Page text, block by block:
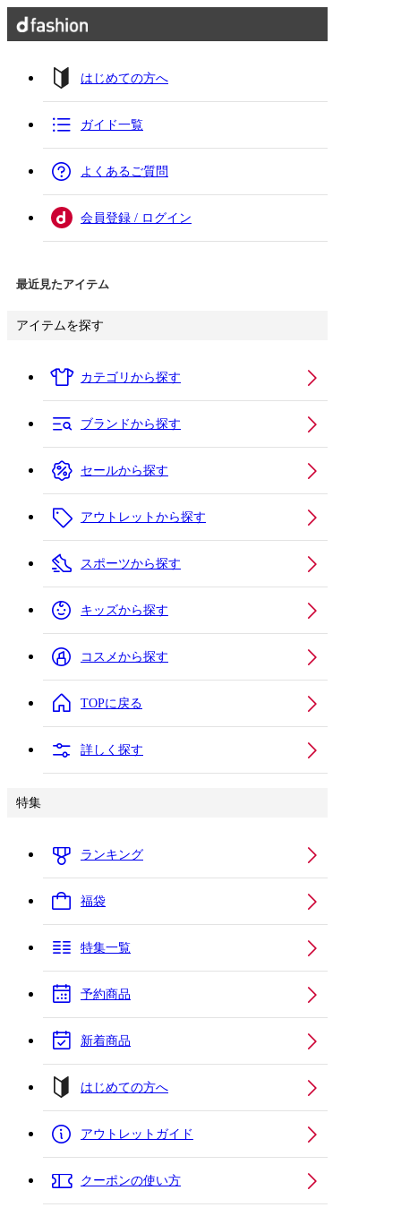
はじめての方へ
ガイド一覧
よくあるご質問
会員登録 / ログイン
最近見たアイテム
アイテムを探す
カテゴリから探す
ブランドから探す
セールから探す
アウトレットから探す
スポーツから探す
キッズから探す
コスメから探す
TOPに戻る
詳しく探す
特集
ランキング
福袋
特集一覧
予約商品
新着商品
はじめての方へ
アウトレットガイド
クーポンの使い方